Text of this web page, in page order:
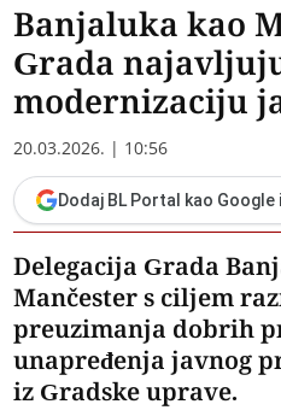
Banjaluka kao
Grada
modernizaciju
20.03.2026. | 10:56
Dodaj BL Portal kao Google
Delegacija Grada
Mančester s ciljem
preuzimanja dobrih
unapređenja javnog
iz Gradske uprave.